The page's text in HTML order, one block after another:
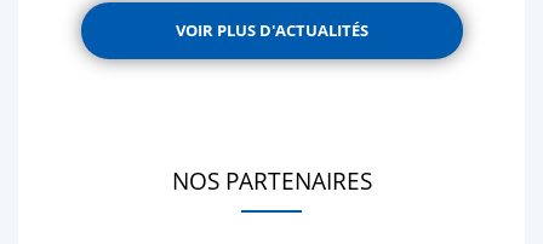
VOIR PLUS D'ACTUALITÉS
NOS PARTENAIRES